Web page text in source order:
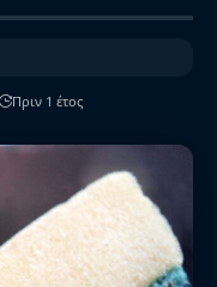
Πριν 1 έτος